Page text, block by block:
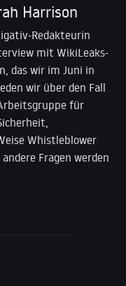
Harrison
Redakteurin
mit WikiLeaks-
das wir im Juni in
wir über den Fall
für
Whistleblower
Fragen werden